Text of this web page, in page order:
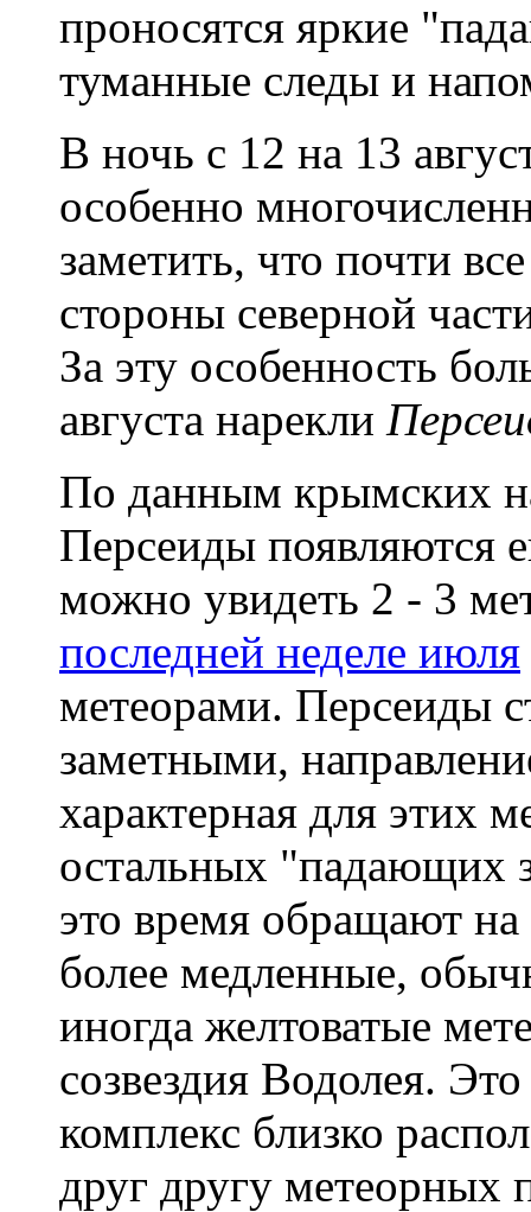
проносятся яркие
туманные следы и
В ночь с 12 на 13
особенно
заметить, что почти
стороны северной
За эту особенность
августа нарекли
По данным крымских
Персеиды появляются
можно увидеть 2 - 3
последней неделе июля
метеорами. Персеиды
заметными,
характерная для этих
остальных "падающих
это время обращают
более медленные,
иногда желтоватые
созвездия Водолея.
комплекс близко
друг другу